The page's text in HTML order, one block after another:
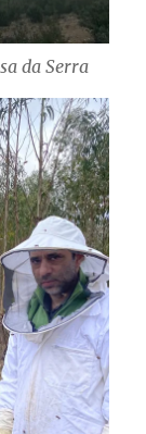
da Serra